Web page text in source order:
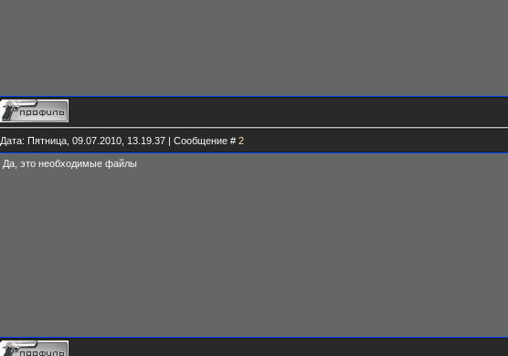
Дата: Пятница, 09.07.2010, 13.19.37 | Сообщение # 2
Да, это необходимые файлы